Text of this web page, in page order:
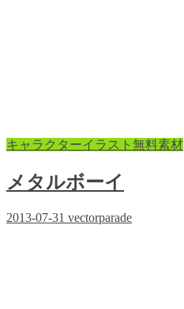
キャラクターイラスト無料素材
メタルボーイ
2013-07-31 vectorparade